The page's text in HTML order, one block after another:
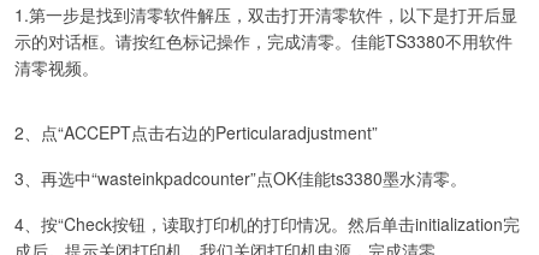
1.第一步是找到清零软件解压，双击打开清零软件，以下是打开后显
示的对话框。请按红色标记操作，完成清零。佳能TS3380不用软件
清零视频。
2、点“ACCEPT点击右边的Perticularadjustment”
3、再选中“wasteinkpadcounter”点OK佳能ts3380墨水清零。
4、按“Check按钮，读取打印机的打印情况。然后单击initialization完
成后。提示关闭打印机，我们关闭打印机电源，完成清零